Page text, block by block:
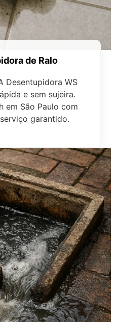
de Ralo
Desentupidora WS
e sem sujeira.
em São Paulo com
garantido.